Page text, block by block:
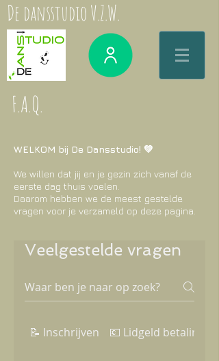
De dansstudio V.Z.W.
F.A.Q.
Veelgestelde vragen
📝 Inschrijven 💶 Lidgeld betaling &
WELKOM bij De Dansstudio! 💚
We willen dat jij en je gezin zich vanaf de
eerste dag thuis voelen.
Daarom hebben we de meest gestelde
vragen voor je verzameld op deze pagina.